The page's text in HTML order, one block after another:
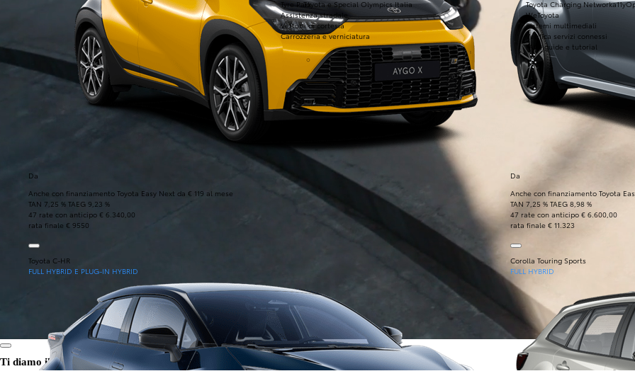
Da
Anche con finanziamento Toyota Easy Next da € 119 al mese
TAN 7,25 % TAEG 9,23 %
47 rate con anticipo € 6.340,00
rata finale € 9550
Da
Anche con finanziamento Toyota
TAN 7,25 % TAEG 8,98 %
47 rate con anticipo € 6.600,00
rata finale € 11.323
Toyota C-HR
FULL HYBRID E PLUG-IN HYBRID
Corolla Touring Sports
FULL HYBRID
Tyre Park
Assistenza stradale
Vettura di cortesia
Carrozzeria e verniciatura
Toyota Charging Network
WeToyota
Sistemi multimediali
Verifica servizi connessi
FAQ, guide e tutorial
Toyota e Special Olympics Italia
Ti diamo il benvenuto in Toyota! Cosa stai cercando?